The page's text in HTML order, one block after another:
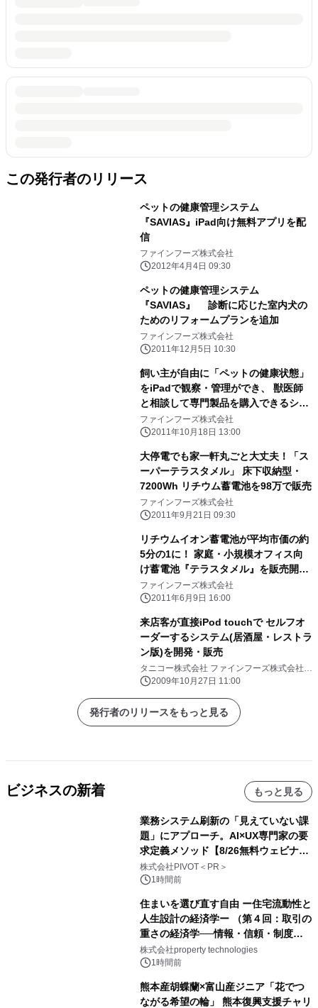
この発行者のリリース
ペットの健康管理システム
『SAVIAS』iPad向け無料アプリを配
信
ファインフーズ株式会社
2012年4月4日 09:30
ペットの健康管理システム
『SAVIAS』 診断に応じた室内犬の
ためのリフォームプランを追加
ファインフーズ株式会社
2011年12月5日 10:30
飼い主が自由に「ペットの健康状態」
をiPadで観察・管理ができ、 獣医師
と相談して専門製品を購入できるシス
テム「SAVIAS」を提供開始
ファインフーズ株式会社
2011年10月18日 13:00
大停電でも家一軒丸ごと大丈夫！「ス
ーパーテラスタメル」 床下収納型・
7200Wh リチウム蓄電池を98万で販売
ファインフーズ株式会社
2011年9月21日 09:30
リチウムイオン蓄電池が平均市価の約
5分の1に！ 家庭・小規模オフィス向
け蓄電池『テラスタメル』を販売開
始 ～ 電動バイク用バッテリーを活
用してコストダウンを実現 ～
ファインフーズ株式会社
2011年6月9日 16:00
来店客が直接iPod touchで セルフオ
ーダーするシステム(居酒屋・レストラ
ン版)を開発・販売
タニコー株式会社 ファインフーズ株式会社
フォーカルポイントコンピュータ株式会社
2009年10月27日 11:00
発行者のリリースをもっと見る
ビジネスの新着 もっと見る
業務システム刷新の「見えていない課
題」にアプローチ。AI×UX専門家の要
求定義メソッド【8/26無料ウェビナ
ー】株式会社PIVOT
株式会社PIVOT＜PR＞
1時間前
住まいを選び直す自由 ー住宅流動性と
人生設計の経済学ー （第４回：取引の
重さの経済学──情報・信頼・制度を
PropTechはどう組み替えるか）｜
PropTech-Lab
株式会社property technologies
1時間前
熊本産胡蝶蘭×富山産ジニア「花でつ
ながる希望の輪」 熊本復興支援チャリ